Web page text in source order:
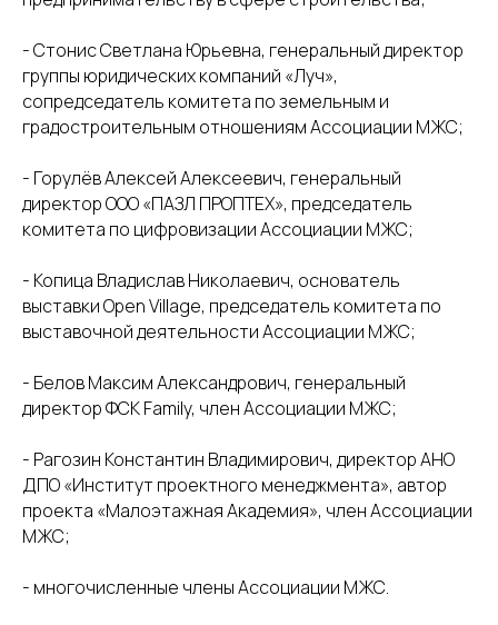
- Стонис Светлана Юрьевна, генеральный директор
группы юридических компаний «Луч»,
сопредседатель комитета по земельным и
градостроительным отношениям Ассоциации МЖС;
- Горулёв Алексей Алексеевич, генеральный
директор ООО «ПАЗЛ ПРОПТЕХ», председатель
комитета по цифровизации Ассоциации МЖС;
- Копица Владислав Николаевич, основатель
выставки Open Village, председатель комитета по
выставочной деятельности Ассоциации МЖС;
- Белов Максим Александрович, генеральный
директор ФСК Family, член Ассоциации МЖС;
- Рагозин Константин Владимирович, директор АНО
ДПО «Институт проектного менеджмента», автор
проекта «Малоэтажная Академия», член Ассоциации
МЖС;
- многочисленные члены Ассоциации МЖС.
и предложения пишите нам
association-mzhs@yandex.com
+7 (495) 414-40-41
+7 (999) 592-79-27